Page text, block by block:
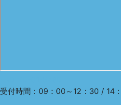
受付時間：09：00～12：30 / 14